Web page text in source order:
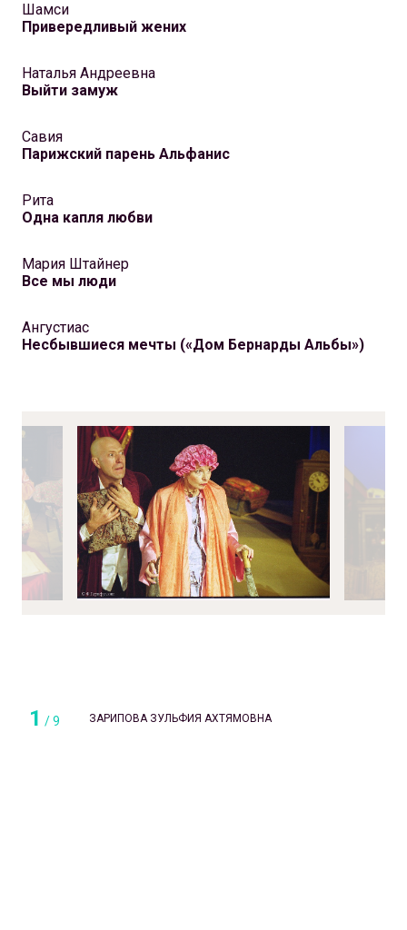
Шамси
Привередливый жених
Наталья Андреевна
Выйти замуж
Савия
Парижский парень Альфанис
Рита
Одна капля любви
Мария Штайнер
Все мы люди
Ангустиас
Несбывшиеся мечты («Дом Бернарды Альбы»)
1 /9 ЗАРИПОВА ЗУЛЬФИЯ АХТЯМОВНА